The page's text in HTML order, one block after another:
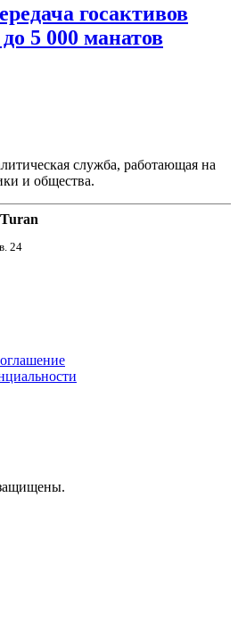
госактивов
5 000 манатов
служба, работающая на
и общества.
24